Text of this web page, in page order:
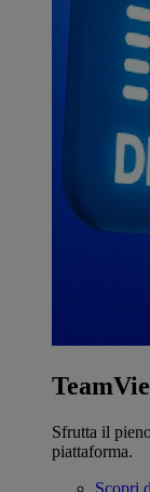
Sfrutta il
piattaforma.
Scopri